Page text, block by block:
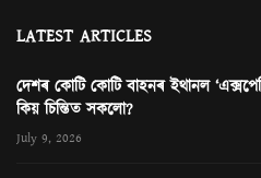
LATEST ARTICLES
দেশৰ কোটি কোটি বাহনৰ ইথানল
কিয় চিন্তিত সকলো?
July 9, 2026